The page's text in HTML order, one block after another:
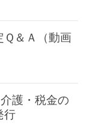
＆Ａ（動画
護・税金の
行